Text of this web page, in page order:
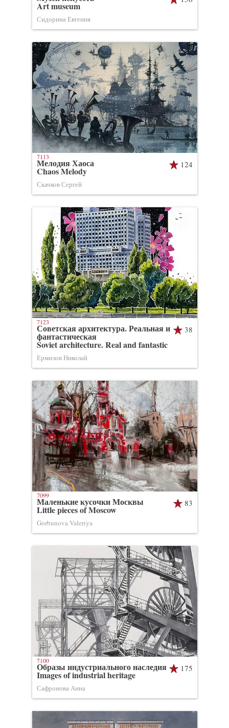
Art museum
Сидорина Евгения
124
Мелодия Хаоса
Chaos Melody
Скачков Сергей
7113
38
Советская архитектура. Реальная и
фантастическая
Soviet architecture. Real and fantastic
Ермилов Николай
7123
83
Маленькие кусочки Москвы
Little pieces of Moscow
Gorbunova Valeriya
7099
175
Образы индустриального наследия
Images of industrial heritage
Сафронова Анна
7100